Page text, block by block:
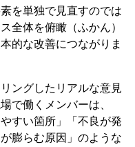
を単独で見直すのでは
全体を俯瞰（ふかん）
的な改善につながりま
ングしたリアルな意見
で働くメンバーは、
すい箇所」「不良が発
膨らむ原因」のような